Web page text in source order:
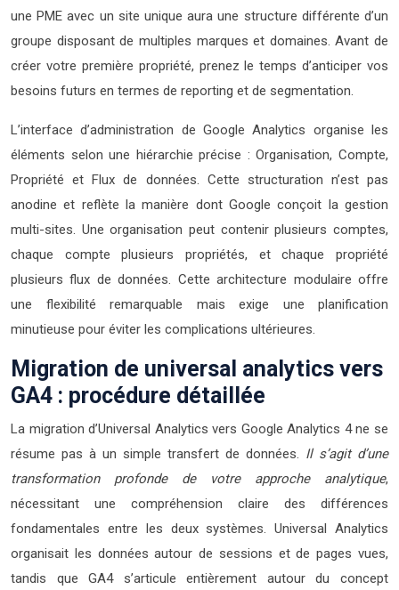
une PME avec un site unique aura une structure différente d’un
groupe disposant de multiples marques et domaines. Avant de
créer votre première propriété, prenez le temps d’anticiper vos
besoins futurs en termes de reporting et de segmentation.
L’interface d’administration de Google Analytics organise les
éléments selon une hiérarchie précise : Organisation, Compte,
Propriété et Flux de données. Cette structuration n’est pas
anodine et reflète la manière dont Google conçoit la gestion
multi-sites. Une organisation peut contenir plusieurs comptes,
chaque compte plusieurs propriétés, et chaque propriété
plusieurs flux de données. Cette architecture modulaire offre
une flexibilité remarquable mais exige une planification
minutieuse pour éviter les complications ultérieures.
Migration de universal analytics vers
GA4 : procédure détaillée
La migration d’Universal Analytics vers Google Analytics 4 ne se
résume pas à un simple transfert de données. Il s’agit d’une
transformation profonde de votre approche analytique,
nécessitant une compréhension claire des différences
fondamentales entre les deux systèmes. Universal Analytics
organisait les données autour de sessions et de pages vues,
tandis que GA4 s’articule entièrement autour du concept